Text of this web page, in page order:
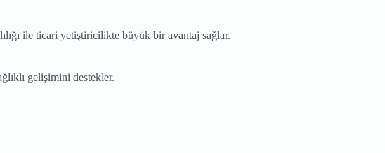
ile ticari yetiştiricilikte büyük bir avantaj sağlar.
gelişimini destekler.